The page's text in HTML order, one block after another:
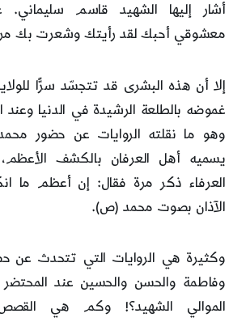
أشار إليها الشهيد قاسم سليماني.
معشوقي أحبك لقد رأيتك وشعرت بك
إلا أن هذه البشرى قد تتجسّد سرًّا
غموضه بالطلعة الرشيدة في الدنيا وعند
وهو ما نقلته الروايات عن حضور
يسميه أهل العرفان بالكشف
العرفاء ذكر مرة فقال: إن أعظم ما
الآذان بصوت محمد (ص).
وكثيرة هي الروايات التي تتحدث عن
وفاطمة والحسن والحسين عند
الموالي الشهيد؟! وكم هي القصص